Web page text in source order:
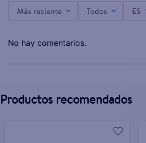
Más reciente Todos ES
No hay comentarios.
Productos recomendados